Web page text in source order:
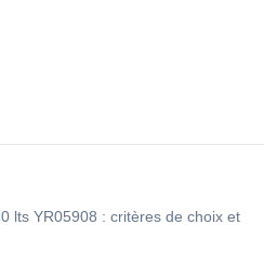
lts YR05908 : critères de choix et